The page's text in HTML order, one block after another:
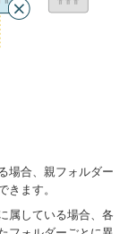
場合、親フォルダー
ます。
属している場合、各